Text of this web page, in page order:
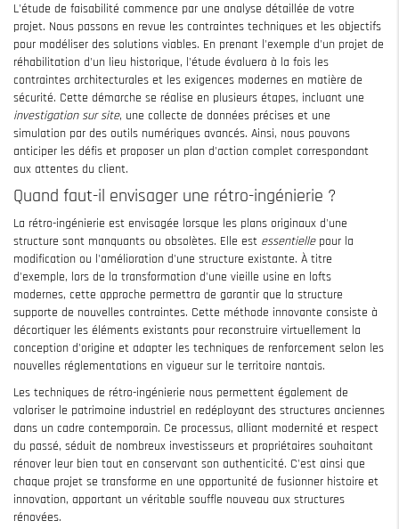
L'étude de faisabilité commence par une analyse détaillée de votre
projet. Nous passons en revue les contraintes techniques et les objectifs
pour modéliser des solutions viables. En prenant l'exemple d'un projet de
réhabilitation d'un lieu historique, l'étude évaluera à la fois les
contraintes architecturales et les exigences modernes en matière de
sécurité. Cette démarche se réalise en plusieurs étapes, incluant une
investigation sur site, une collecte de données précises et une
simulation par des outils numériques avancés. Ainsi, nous pouvons
anticiper les défis et proposer un plan d'action complet correspondant
aux attentes du client.
Quand faut-il envisager une rétro-ingénierie ?
La rétro-ingénierie est envisagée lorsque les plans originaux d'une
structure sont manquants ou obsolètes. Elle est essentiellepour la
modification ou l'amélioration d'une structure existante. À titre
d'exemple, lors de la transformation d'une vieille usine en lofts
modernes, cette approche permettra de garantir que la structure
supporte de nouvelles contraintes. Cette méthode innovante consiste à
décortiquer les éléments existants pour reconstruire virtuellement la
conception d'origine et adapter les techniques de renforcement selon les
nouvelles réglementations en vigueur sur le territoire nantais.
Les techniques de rétro-ingénierie nous permettent également de
valoriser le patrimoine industriel en redéployant des structures anciennes
dans un cadre contemporain. Ce processus, alliant modernité et respect
du passé, séduit de nombreux investisseurs et propriétaires souhaitant
rénover leur bien tout en conservant son authenticité. C'est ainsi que
chaque projet se transforme en une opportunité de fusionner histoire et
innovation, apportant un véritable souffle nouveau aux structures
rénovées.